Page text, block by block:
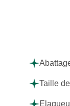
Taille